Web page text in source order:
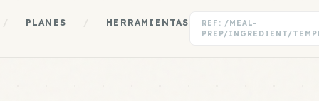
PLANES HERRAMIENTAS
REF: /MEAL-
PREP/INGREDIENT/